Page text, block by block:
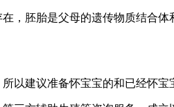
，胚胎是父母的遗传物质结合
以建议准备怀宝宝的和已经怀